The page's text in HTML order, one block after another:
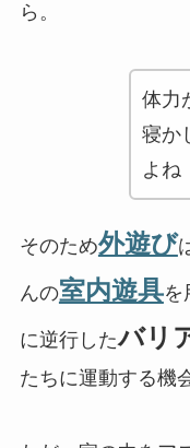
ら。
体力
寝か
よね
そのため外遊び
んの室内遊具を
に逆行したバリ
たちに運動する機